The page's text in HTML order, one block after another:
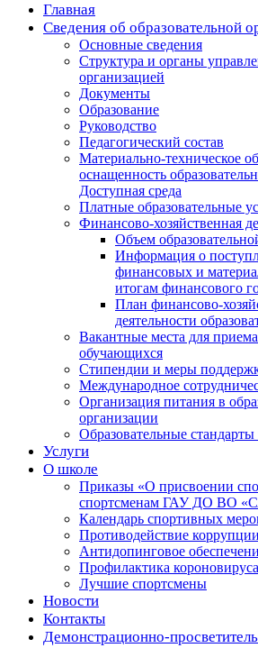
Главная
Сведения об образовательной
Основные сведения
Структура и органы
организацией
Документы
Образование
Руководство
Педагогический состав
Материально-техническое
оснащенность
Доступная среда
Платные образовательные
Финансово-хозяйственная
Объем
Информация о
финансовых и
итогам финансового
План финансово-
деятельности
Вакантные места для
обучающихся
Стипендии и меры
Международное
Организация питания в
организации
Образовательные
Услуги
О школе
Приказы «О присвоении
спортсменам ГАУ ДО ВО
Календарь спортивных
Противодействие коррупции
Антидопинговое
Профилактика короновируса
Лучшие спортсмены
Новости
Контакты
Демонстрационно-